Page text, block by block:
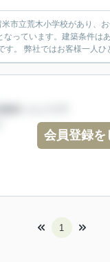
市立荒木小学校があり、
っています。建築条件
。 弊社ではお客様一人
会員登録を
1